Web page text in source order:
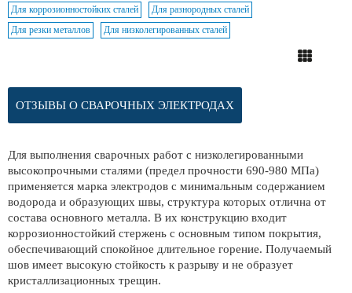
Для коррозионностойких сталей
Для разнородных сталей
Для резки металлов
Для низколегированных сталей
ОТЗЫВЫ О СВАРОЧНЫХ ЭЛЕКТРОДАХ
Для выполнения сварочных работ с низколегированными
высокопрочными сталями (предел прочности 690-980 МПа)
применяется марка электродов с минимальным содержанием
водорода и образующих швы, структура которых отлична от
состава основного металла. В их конструкцию входит
коррозионностойкий стержень с основным типом покрытия,
обеспечивающий спокойное длительное горение. Получаемый
шов имеет высокую стойкость к разрыву и не образует
кристаллизационных трещин.